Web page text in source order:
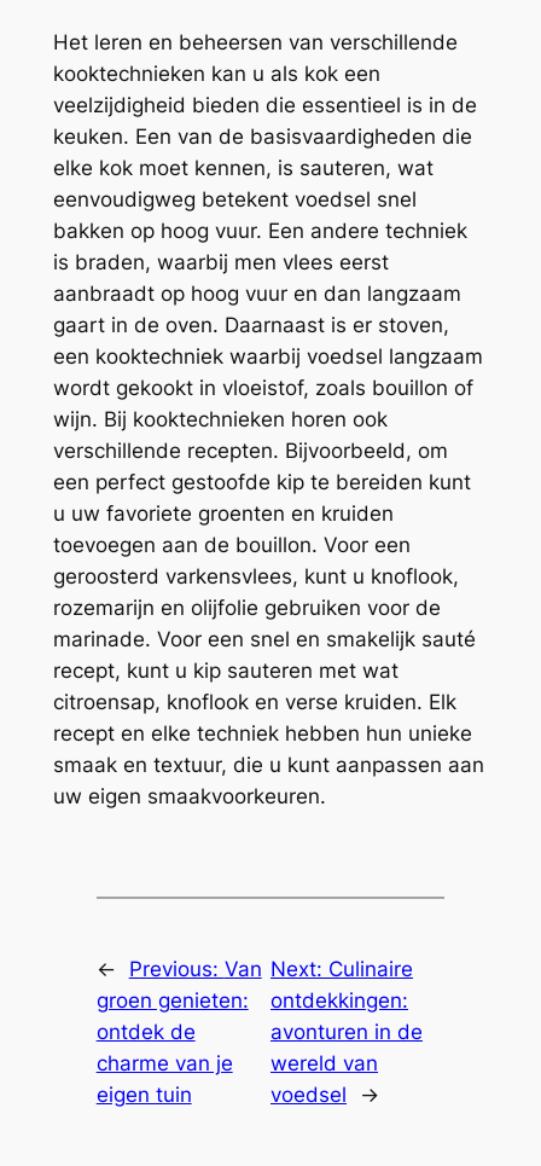
Het leren en beheersen van verschillende
kooktechnieken kan u als kok een
veelzijdigheid bieden die essentieel is in de
keuken. Een van de basisvaardigheden die
elke kok moet kennen, is sauteren, wat
eenvoudigweg betekent voedsel snel
bakken op hoog vuur. Een andere techniek
is braden, waarbij men vlees eerst
aanbraadt op hoog vuur en dan langzaam
gaart in de oven. Daarnaast is er stoven,
een kooktechniek waarbij voedsel langzaam
wordt gekookt in vloeistof, zoals bouillon of
wijn. Bij kooktechnieken horen ook
verschillende recepten. Bijvoorbeeld, om
een perfect gestoofde kip te bereiden kunt
u uw favoriete groenten en kruiden
toevoegen aan de bouillon. Voor een
geroosterd varkensvlees, kunt u knoflook,
rozemarijn en olijfolie gebruiken voor de
marinade. Voor een snel en smakelijk sauté
recept, kunt u kip sauteren met wat
citroensap, knoflook en verse kruiden. Elk
recept en elke techniek hebben hun unieke
smaak en textuur, die u kunt aanpassen aan
uw eigen smaakvoorkeuren.
← Previous: Van
groen genieten:
ontdek de
charme van je
eigen tuin
Next: Culinaire
ontdekkingen:
avonturen in de
wereld van
voedsel
→